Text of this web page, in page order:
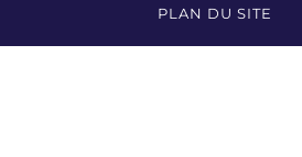
PLAN DU SITE